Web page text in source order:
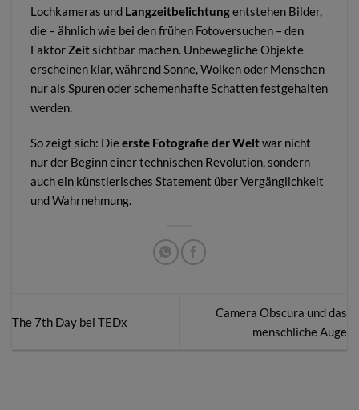
Lochkameras und Langzeitbelichtungentstehen Bilder,
die – ähnlich wie bei den frühen Fotoversuchen – den
FaktorZeitsichtbar machen. Unbewegliche Objekte
erscheinen klar, während Sonne, Wolken oder Menschen
nur als Spuren oder schemenhafte Schatten festgehalten
werden.
So zeigt sich: Dieerste Fotografie der Weltwar nicht
nur der Beginn einer technischen Revolution, sondern
auch ein künstlerisches Statement über Vergänglichkeit
und Wahrnehmung.
The 7th Day bei TEDx
Camera Obscura und das
menschliche Auge